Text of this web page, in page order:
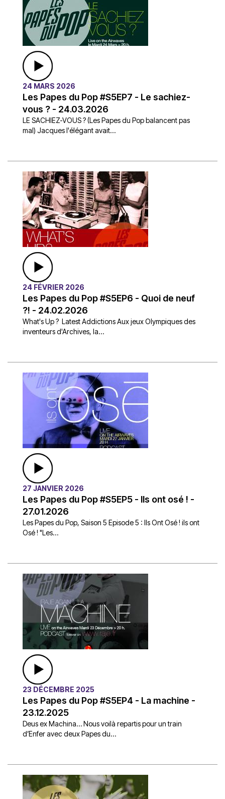
24 MARS 2026
Les Papes du Pop #S5EP7 - Le sachiez-
vous ? - 24.03.2026
LE SACHIEZ-VOUS ? (Les Papes du Pop balancent pas
mal) Jacques l'élégant avait...
24 FÉVRIER 2026
Les Papes du Pop #S5EP6 - Quoi de neuf
?! - 24.02.2026
What's Up ? Latest Addictions Aux jeux Olympiques des
inventeurs d'Archives, la...
27 JANVIER 2026
Les Papes du Pop #S5EP5 - Ils ont osé ! -
27.01.2026
Les Papes du Pop, Saison 5 Episode 5 : Ils Ont Osé ! ils ont
Osé ! "Les...
23 DÉCEMBRE 2025
Les Papes du Pop #S5EP4 - La machine -
23.12.2025
Deus ex Machina… Nous voilà repartis pour un train
d’Enfer avec deux Papes du...